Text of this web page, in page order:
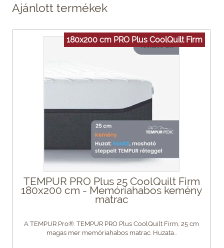
Ajánlott termékek
180x200 cm PRO Plus CoolQuilt Firm
TEMPUR PRO Plus 25 CoolQuilt Firm
180x200 cm - Memóriahabos kemény
matrac
A TEMPUR Pro®. TEMPUR PRO Plus CoolQuilt Firm, 25 cm
magas mer memóriahabos matrac. Huzata...